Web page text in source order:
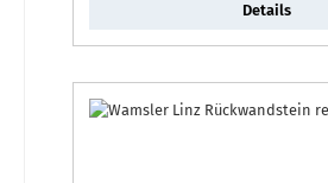
Details